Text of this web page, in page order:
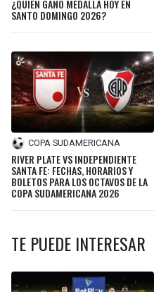
¿QUIÉN GANÓ MEDALLA HOY EN
SANTO DOMINGO 2026?
COPA SUDAMERICANA
RIVER PLATE VS INDEPENDIENTE
SANTA FE: FECHAS, HORARIOS Y
BOLETOS PARA LOS OCTAVOS DE LA
COPA SUDAMERICANA 2026
TE PUEDE INTERESAR